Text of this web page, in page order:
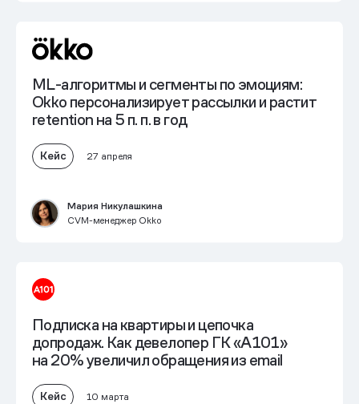
ML-алгоритмы и сегменты по эмоциям:
Okko персонализирует рассылки и растит
retention на 5 п. п. в год
Кейс 27 апреля
Мария Никулашкина
CVM-менеджер Okko
Подписка на квартиры и цепочка
допродаж. Как девелопер ГК «А101»
на 20% увеличил обращения из email
Кейс 10 марта